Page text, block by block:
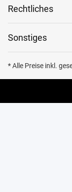
Rechtliches
Sonstiges
* Alle Preise inkl.